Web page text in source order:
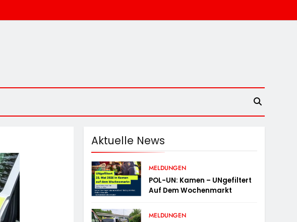
Aktuelle News
MELDUNGEN
POL-UN: Kamen – UNgefiltert
Auf Dem Wochenmarkt
MELDUNGEN